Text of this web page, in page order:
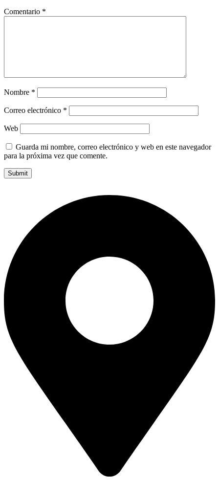
Comentario *
Nombre *
Correo electrónico *
Web
Guarda mi nombre, correo electrónico y web en este navegador
para la próxima vez que comente.